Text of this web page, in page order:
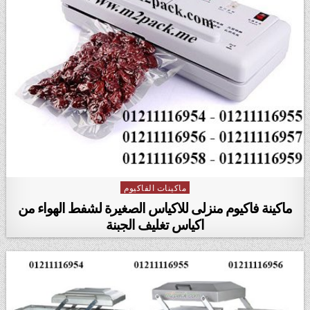
Posted in
ماكينات الفاكيوم
ماكينة فاكيوم منزلى للاكياس الصغيرة لشفط الهواء من
اكياس تغليف الجبنة